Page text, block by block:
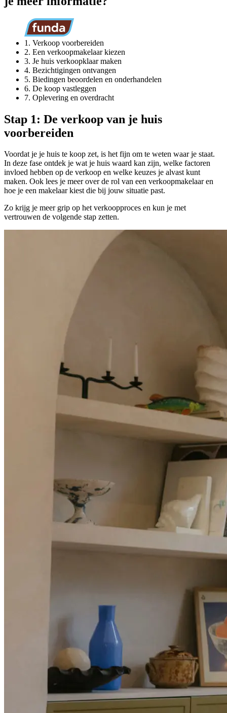
1. Verkoop voorbereiden
2. Een verkoopmakelaar kiezen
3. Je huis verkoopklaar maken
4. Bezichtigingen ontvangen
5. Biedingen beoordelen en onderhandelen
6. De koop vastleggen
7. Oplevering en overdracht
Stap 1: De verkoop van je huis
voorbereiden
Voordat je je huis te koop zet, is het fijn om te weten waar je staat.
In deze fase ontdek je wat je huis waard kan zijn, welke factoren
invloed hebben op de verkoop en welke keuzes je alvast kunt
maken. Ook lees je meer over de rol van een verkoopmakelaar en
hoe je een makelaar kiest die bij jouw situatie past.
Zo krijg je meer grip op het verkoopproces en kun je met
vertrouwen de volgende stap zetten.